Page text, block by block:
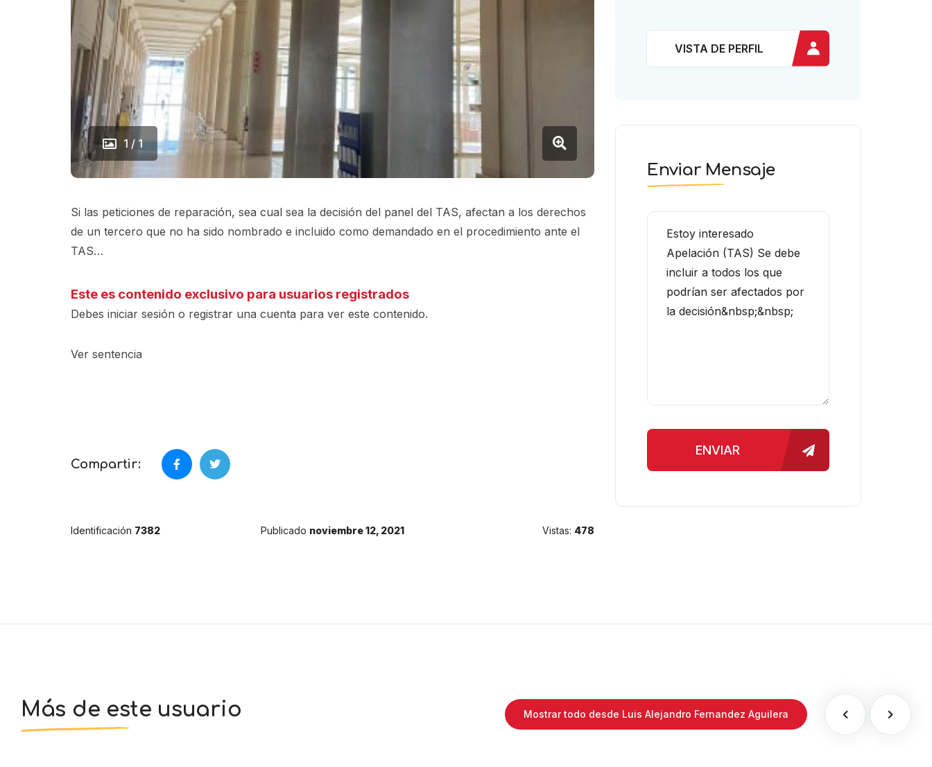
1 / 1
Si las peticiones de reparación, sea cual sea la decisión del panel del TAS, afectan a los derechos
de un tercero que no ha sido nombrado e incluido como demandado en el procedimiento ante el
TAS…
Este es contenido exclusivo para usuarios registrados
Debes iniciar sesión o registrar una cuenta para ver este contenido.
Ver sentencia
Compartir:
Identificación 7382 Publicado noviembre 12, 2021 Vistas: 478
VISTA DE PERFIL
Enviar Mensaje
ENVIAR
Más de este usuario Mostrar todo desde Luis Alejandro Fernandez Aguilera